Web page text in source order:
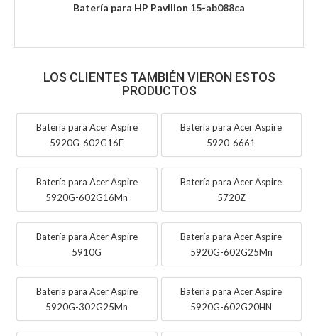
Batería para HP Pavilion 15-ab088ca
LOS CLIENTES TAMBIÉN VIERON ESTOS
PRODUCTOS
Batería para Acer Aspire
5920G-602G16F
Batería para Acer Aspire
5920-6661
Batería para Acer Aspire
5920G-602G16Mn
Batería para Acer Aspire
5720Z
Batería para Acer Aspire
5910G
Batería para Acer Aspire
5920G-602G25Mn
Batería para Acer Aspire
5920G-302G25Mn
Batería para Acer Aspire
5920G-602G20HN